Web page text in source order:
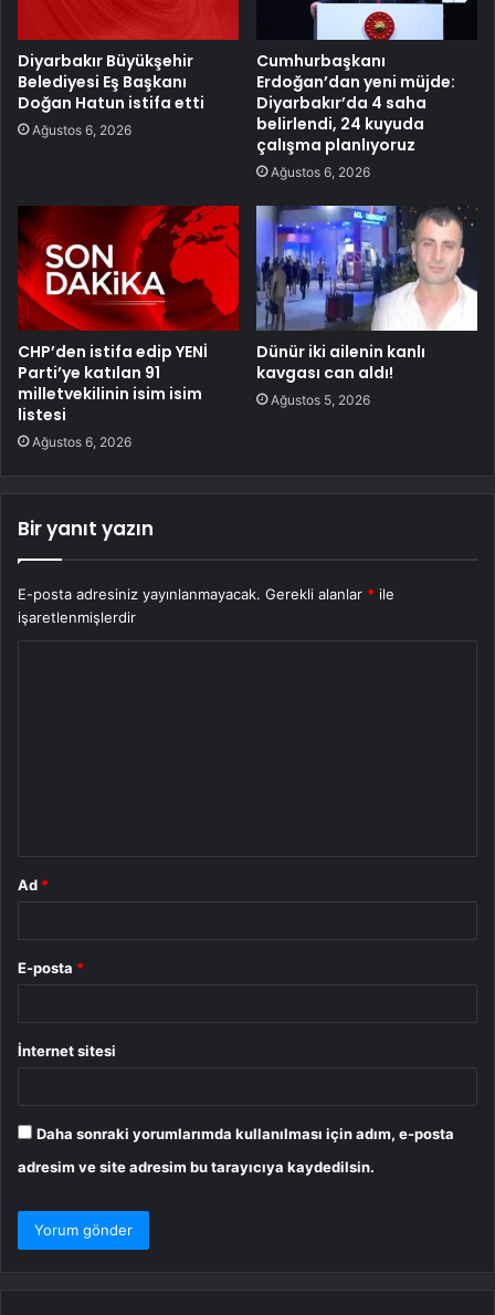
Diyarbakır Büyükşehir
Belediyesi Eş Başkanı
Doğan Hatun istifa etti
Ağustos 6, 2026
Cumhurbaşkanı
Erdoğan’dan yeni müjde:
Diyarbakır’da 4 saha
belirlendi, 24 kuyuda
çalışma planlıyoruz
Ağustos 6, 2026
CHP’den istifa edip YENİ
Parti’ye katılan 91
milletvekilinin isim isim
listesi
Ağustos 6, 2026
Dünür iki ailenin kanlı
kavgası can aldı!
Ağustos 5, 2026
Bir yanıt yazın
E-posta adresiniz yayınlanmayacak. Gerekli alanlar * ile
işaretlenmişlerdir
Ad *
E-posta *
İnternet sitesi
Daha sonraki yorumlarımda kullanılması için adım, e-posta
adresim ve site adresim bu tarayıcıya kaydedilsin.